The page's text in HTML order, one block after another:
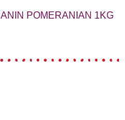
POMERANIAN 1KG